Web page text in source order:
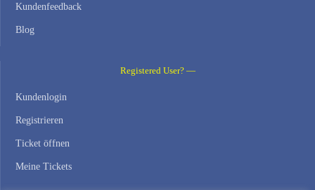
Kundenfeedback
Blog
Registered User? —
Kundenlogin
Registrieren
Ticket öffnen
Meine Tickets